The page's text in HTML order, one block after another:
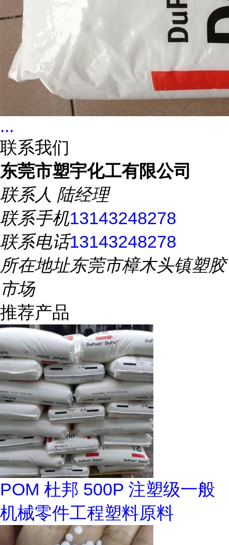
...
联系我们
东莞市塑宇化工有限公司
联系人 陆经理
联系手机13143248278
联系电话13143248278
所在地址东莞市樟木头镇塑胶
市场
推荐产品
POM 杜邦 500P 注塑级一般
机械零件工程塑料原料